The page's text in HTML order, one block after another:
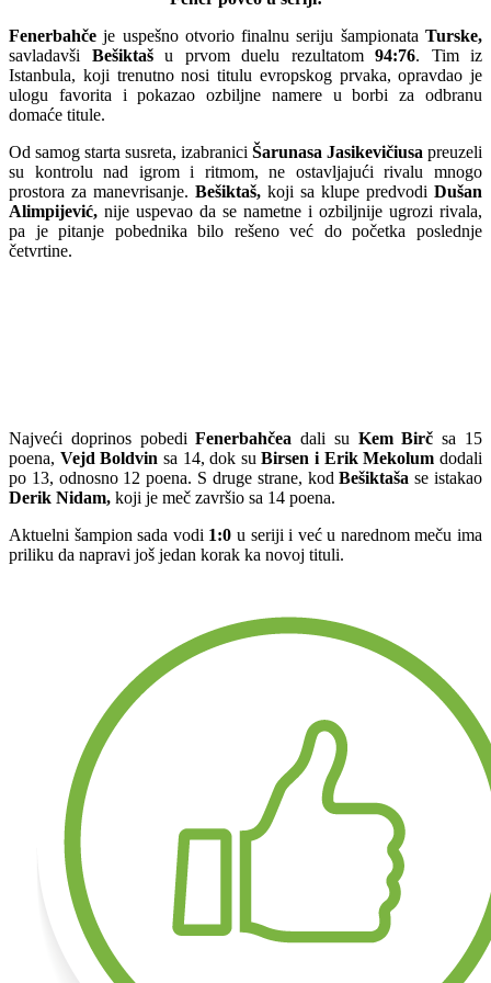
Fenerbahče je uspešno otvorio finalnu seriju šampionata Turske,
savladavši Bešiktašu prvom duelu rezultatom 94:76. Tim iz
Istanbula, koji trenutno nosi titulu evropskog prvaka, opravdao je
ulogu favorita i pokazao ozbiljne namere u borbi za odbranu
domaće titule.
Od samog starta susreta, izabranici Šarunasa Jasikevičiusa preuzeli
su kontrolu nad igrom i ritmom, ne ostavljajući rivalu mnogo
prostora za manevrisanje. Bešiktaš, koji sa klupe predvodi Dušan
Alimpijević, nije uspevao da se nametne i ozbiljnije ugrozi rivala,
pa je pitanje pobednika bilo rešeno već do početka poslednje
četvrtine.
Najveći doprinos pobediFenerbahčea dali su Kem Birč sa 15
poena, Vejd Boldvin sa 14, dok suBirsen i Erik Mekolum dodali
po 13, odnosno 12 poena. S druge strane, kodBešiktaša se istakao
Derik Nidam, koji je meč završio sa 14 poena.
Aktuelni šampion sada vodi 1:0 u seriji i već u narednom meču ima
priliku da napravi još jedan korak ka novoj tituli.